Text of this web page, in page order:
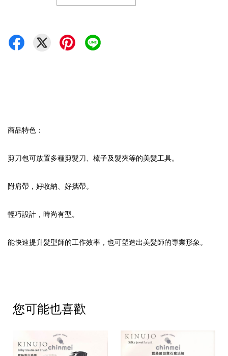
商品特色：
剪刀包可放置多種剪髮刀、梳子及髮夾等的美髮工具。
附肩帶，好收納、好攜帶。
輕巧設計，時尚有型。
能快速提升髮型師的工作效率，也可塑造出美髮師的專業形象。
您可能也喜歡